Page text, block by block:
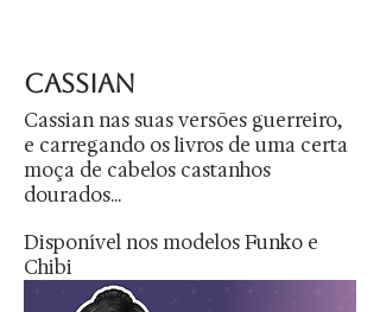
cassian
Cassian nas suas versões guerreiro,
e carregando os livros de uma certa
moça de cabelos castanhos
dourados...
Disponível nos modelos Funko e
Chibi